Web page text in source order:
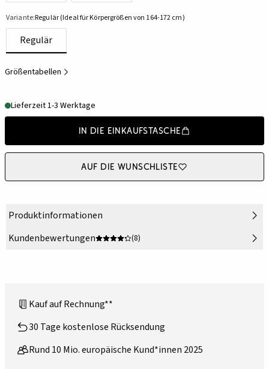
Variante:Regulär (Ideal für Körpergrößen von 164-172 cm)
Regulär
Größentabellen
Lieferzeit 1-3 Werktage
In die Einkaufstasche
Auf die Wunschliste
Produktinformationen
Kundenbewertungen
(8)
Kauf auf Rechnung**
30 Tage kostenlose Rücksendung
Rund 10 Mio. europäische Kund*innen 2025